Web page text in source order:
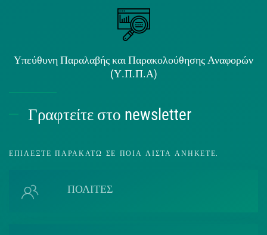
Υπεύθυνη Παραλαβής και Παρακολούθησης Αναφορών
(Υ.Π.Π.Α)
Γραφτείτε στο newsletter
ΕΠΙΛΈΞΤΕ ΠΑΡΑΚΆΤΩ ΣΕ ΠΟΙΑ ΛΊΣΤΑ ΑΝΉΚΕΤΕ.
ΠΟΛΙΤΕΣ